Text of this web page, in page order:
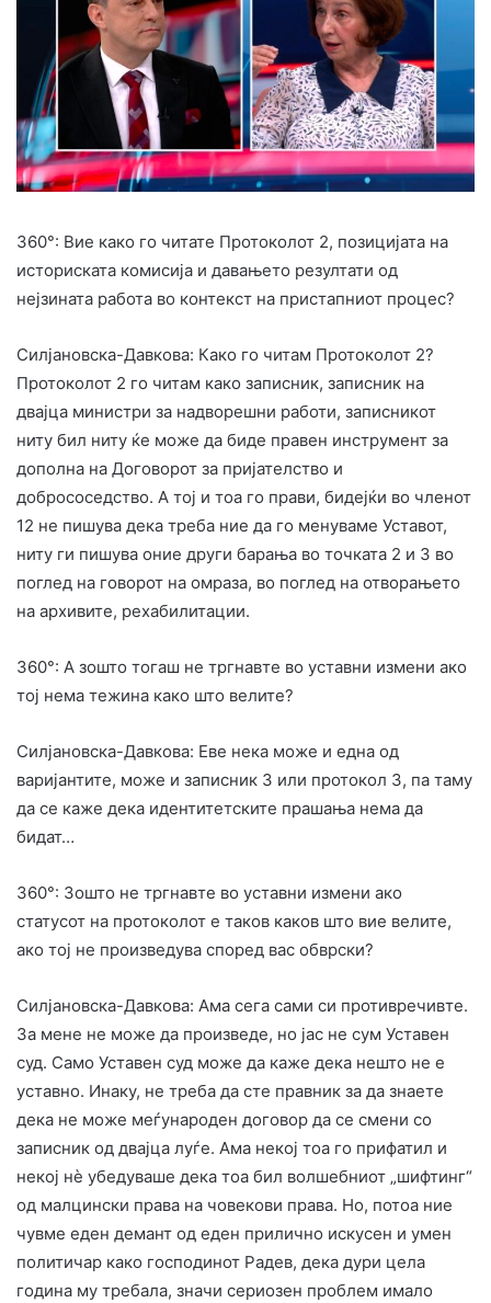
360°: Вие како го читате Протоколот 2, позицијата на
историската комисија и давањето резултати од
нејзината работа во контекст на пристапниот процес?
Силјановска-Давкова: Како го читам Протоколот 2?
Протоколот 2 го читам како записник, записник на
двајца министри за надворешни работи, записникот
ниту бил ниту ќе може да биде правен инструмент за
дополна на Договорот за пријателство и
добрососедство. А тој и тоа го прави, бидејќи во членот
12 не пишува дека треба ние да го менуваме Уставот,
ниту ги пишува оние други барања во точката 2 и 3 во
поглед на говорот на омраза, во поглед на отворањето
на архивите, рехабилитации.
360°: А зошто тогаш не тргнавте во уставни измени ако
тој нема тежина како што велите?
Силјановска-Давкова: Еве нека може и една од
варијантите, може и записник 3 или протокол 3, па таму
да се каже дека идентитетските прашања нема да
бидат…
360°: Зошто не тргнавте во уставни измени ако
статусот на протоколот е таков каков што вие велите,
ако тој не произведува според вас обврски?
Силјановска-Давкова: Ама сега сами си противречивте.
За мене не може да произведе, но јас не сум Уставен
суд. Само Уставен суд може да каже дека нешто не е
уставно. Инаку, не треба да сте правник за да знаете
дека не може меѓународен договор да се смени со
записник од двајца луѓе. Ама некој тоа го прифатил и
некој нè убедуваше дека тоа бил волшебниот „шифтинг“
од малцински права на човекови права. Но, потоа ние
чувме еден демант од еден прилично искусен и умен
политичар како господинот Радев, дека дури цела
година му требала, значи сериозен проблем имало